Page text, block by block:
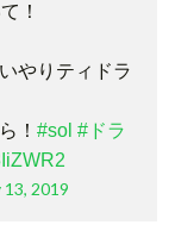
！
やりティドラ
！ #sol #ドラ
13, 2019